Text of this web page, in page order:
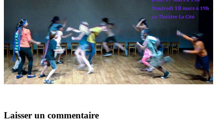
Laisser un commentaire